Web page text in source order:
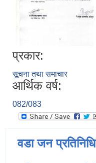
प्रकार:
सूचना तथा समाचार
आर्थिक वर्ष:
082/083
वडा जन प्रतिनिधि